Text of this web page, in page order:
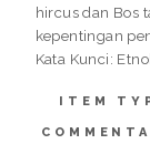
hircus dan Bos
kepentingan
Kata Kunci:
ITEM